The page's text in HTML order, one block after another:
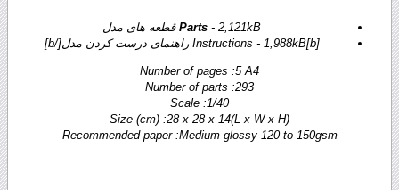
Parts - 2,121kB قطعه های مدل
[b]Instructions - 1,988kB راهنمای درست کردن مدل[/b]
Number of pages :5 A4
Number of parts :293
Scale :1/40
Size (cm) :28 x 28 x 14(L x W x H)
Recommended paper :Medium glossy 120 to 150gsm